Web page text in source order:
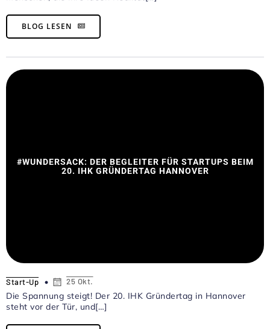
BLOG LESEN
#WUNDERSACK: DER BEGLEITER FÜR STARTUPS BEIM
20. IHK GRÜNDERTAG HANNOVER
Start-Up 25 Okt.
Die Spannung steigt! Der 20. IHK Gründertag in Hannover
steht vor der Tür, und[…]